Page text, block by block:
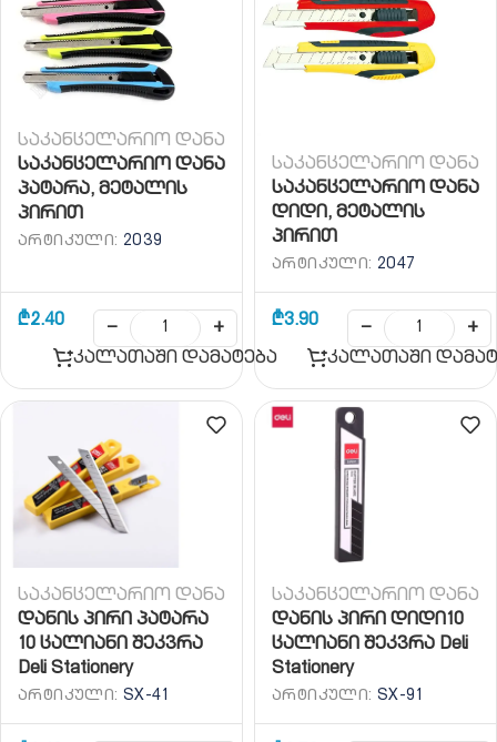
საკანცელარიო დანა
საკანცელარიო დანა
პატარა, მეტალის
პირით
ᲐᲠᲢᲘᲙᲣᲚᲘ: 2039
₾2.40 −
+
კალათაში დამატება
საკანცელარიო დანა
საკანცელარიო დანა
დიდი, მეტალის
პირით
ᲐᲠᲢᲘᲙᲣᲚᲘ: 2047
₾3.90 −
+
კალათაში
საკანცელარიო დანა
დანის პირი პატარა
10 ცალიანი შეკვრა
Deli Stationery
ᲐᲠᲢᲘᲙᲣᲚᲘ: SX-41
საკანცელარიო დანა
დანის პირი დიდი10
ცალიანი შეკვრა Deli
Stationery
ᲐᲠᲢᲘᲙᲣᲚᲘ: SX-91